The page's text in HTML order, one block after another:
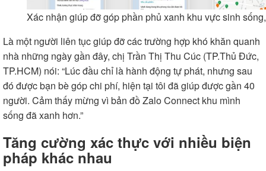
Xác nhận giúp đỡ góp phần phủ xanh khu vực sinh
Là một người liên tục giúp đỡ các trường hợp khó khăn quanh
nhà những ngày gần đây, chị Trần Thị Thu Cúc (TP.Thủ Đức,
TP.HCM) nói: “Lúc đầu chỉ là hành động tự phát, nhưng sau
đó được bạn bè góp chi phí, hiện tại tôi đã giúp được gần 40
người. Cảm thấy mừng vì bản đồ Zalo Connect khu mình
sống đã xanh hơn.”
Tăng cường xác thực với nhiều biện
pháp khác nhau